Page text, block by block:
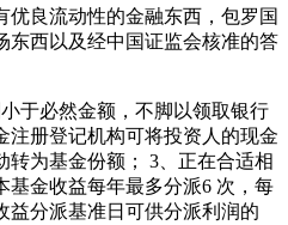
良流动性的金融东西，包罗国
东西以及经中国证监会核准的答
必然金额，不脚以领取银行
注册登记机构可将投资人的现金
转为基金份额； 3、正在合适相
基金收益每年最多分派6 次，每
益分派基准日可供分派利润的